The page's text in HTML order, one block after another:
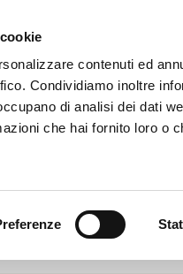
contenuti ed
Condividiamo inoltre
di analisi dei dati
che hai fornito loro o
Dal Mondo|